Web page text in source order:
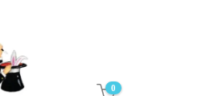
0